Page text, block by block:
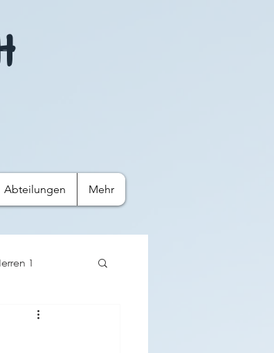
Abteilungen Mehr‎
1